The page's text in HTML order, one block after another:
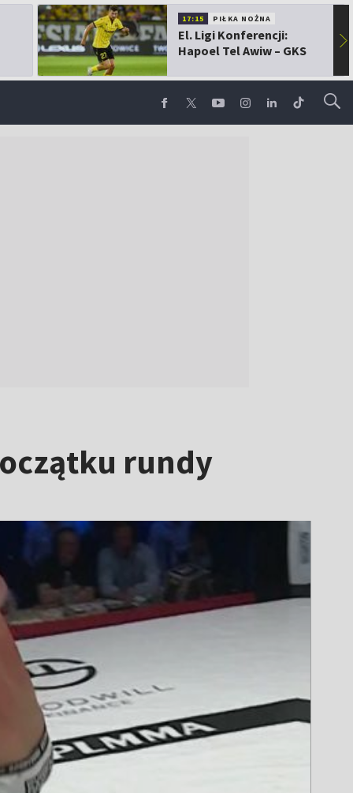
17:15 PIŁKA NOŻNA
El. Ligi Konferencji:
Hapoel Tel Awiw – GKS
▶
rundy